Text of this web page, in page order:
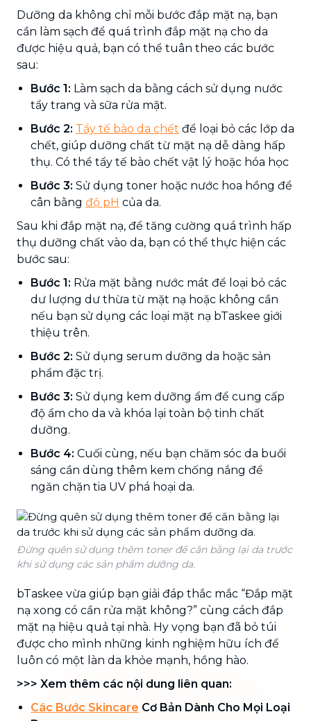
Dưỡng da không chỉ mỗi bước đắp mặt nạ, bạn
cần làm sạch để quá trình đắp mặt nạ cho da
được hiệu quả, bạn có thể tuân theo các bước
sau:
Bước 1: Làm sạch da bằng cách sử dụng nước
tẩy trang và sữa rửa mặt.
Bước 2: Tẩy tế bào da chết để loại bỏ các lớp da
chết, giúp dưỡng chất từ mặt nạ dễ dàng hấp
thụ. Có thể tẩy tế bào chết vật lý hoặc hóa học
Bước 3: Sử dụng toner hoặc nước hoa hồng để
cân bằng độ pH của da.
Sau khi đắp mặt nạ, để tăng cường quá trình hấp
thụ dưỡng chất vào da, bạn có thể thực hiện các
bước sau:
Bước 1: Rửa mặt bằng nước mát để loại bỏ các
dư lượng dư thừa từ mặt nạ hoặc không cần
nếu bạn sử dụng các loại mặt nạ bTaskee giới
thiệu trên.
Bước 2: Sử dụng serum dưỡng da hoặc sản
phẩm đặc trị.
Bước 3: Sử dụng kem dưỡng ẩm để cung cấp
độ ẩm cho da và khóa lại toàn bộ tinh chất
dưỡng.
Bước 4: Cuối cùng, nếu bạn chăm sóc da buổi
sáng cần dùng thêm kem chống nắng để
ngăn chặn tia UV phá hoại da.
Đừng quên sử dụng thêm toner để cân bằng lại da trước
khi sử dụng các sản phẩm dưỡng da.
bTaskee vừa giúp bạn giải đáp thắc mắc “Đắp mặt
nạ xong có cần rửa mặt không?” cùng cách đắp
mặt nạ hiệu quả tại nhà. Hy vọng bạn đã bỏ túi
được cho mình những kinh nghiệm hữu ích để
luôn có một làn da khỏe mạnh, hồng hào.
>>> Xem thêm các nội dung liên quan:
Các Bước Skincare Cơ Bản Dành Cho Mọi Loại